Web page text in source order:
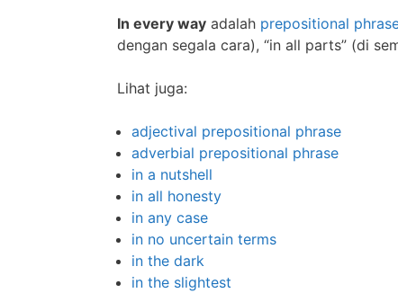
In every way adalah prepositional
dengan segala cara), “in all parts” (di
Lihat juga:
adjectival prepositional phrase
adverbial prepositional phrase
in a nutshell
in all honesty
in any case
in no uncertain terms
in the dark
in the slightest